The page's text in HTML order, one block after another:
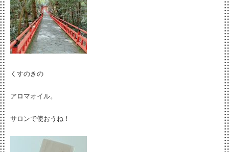
くすのきの
アロマオイル。
サロンで使おうね！